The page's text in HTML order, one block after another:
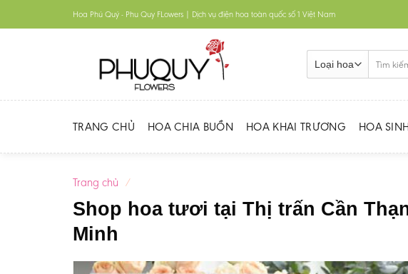
to
Hoa Phú Quý - Phu Quy FLowers | Dịch vụ điện hoa toàn quốc số 1 Việt Nam
kiếm:
TRANG CHỦ HOA CHIA BUỒN HOA KHAI TRƯƠNG HOA
Trang chủ /
Shop hoa tươi tại Thị trấn Cần
Minh